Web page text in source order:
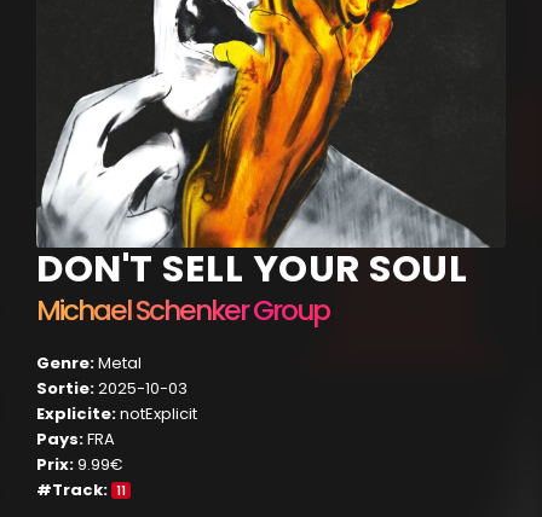
DON'T SELL YOUR SOUL
Michael Schenker Group
Genre:Metal
Sortie:2025-10-03
Explicite:notExplicit
Pays:FRA
Prix:9.99€
#Track: 11